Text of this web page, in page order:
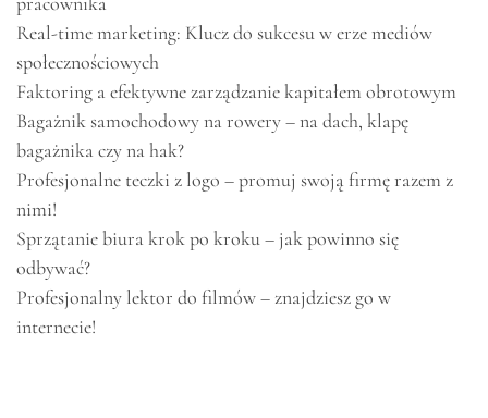
Real-time marketing: Klucz do sukcesu w erze mediów
społecznościowych
Faktoring a efektywne zarządzanie kapitałem obrotowym
Bagażnik samochodowy na rowery – na dach, klapę
bagażnika czy na hak?
Profesjonalne teczki z logo – promuj swoją firmę razem z
nimi!
Sprzątanie biura krok po kroku – jak powinno się
odbywać?
Profesjonalny lektor do filmów – znajdziesz go w
internecie!